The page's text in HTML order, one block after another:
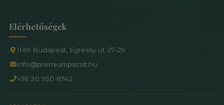
Elérhetőségek
1149 Budapest, Egressy út 27-29.
info@premiumpazsit.hu
+36 30 950 6742